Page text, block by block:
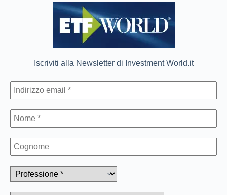
Iscriviti alla Newsletter di Investment World.it